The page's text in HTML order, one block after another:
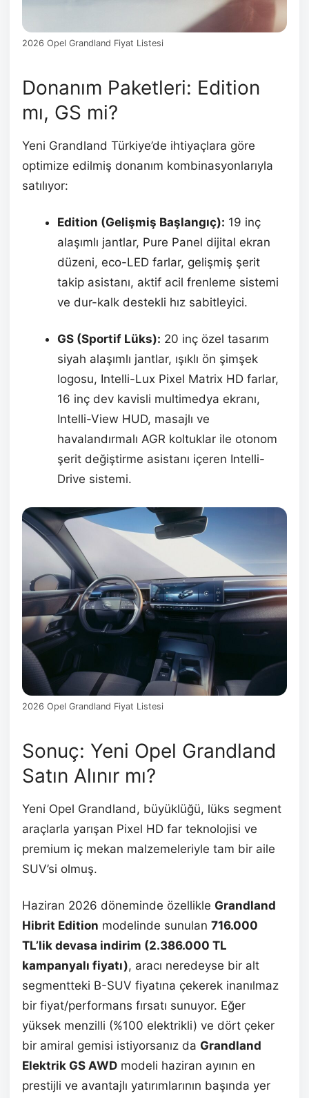
2026 Opel Grandland Fiyat Listesi
Donanım Paketleri: Edition
mı, GS mi?
Yeni Grandland Türkiye’de ihtiyaçlara göre
optimize edilmiş donanım kombinasyonlarıyla
satılıyor:
Edition (Gelişmiş Başlangıç): 19 inç
alaşımlı jantlar, Pure Panel dijital ekran
düzeni, eco-LED farlar, gelişmiş şerit
takip asistanı, aktif acil frenleme sistemi
ve dur-kalk destekli hız sabitleyici.
GS (Sportif Lüks): 20 inç özel tasarım
siyah alaşımlı jantlar, ışıklı ön şimşek
logosu, Intelli-Lux Pixel Matrix HD farlar,
16 inç dev kavisli multimedya ekranı,
Intelli-View HUD, masajlı ve
havalandırmalı AGR koltuklar ile otonom
şerit değiştirme asistanı içeren Intelli-
Drive sistemi.
2026 Opel Grandland Fiyat Listesi
Sonuç: Yeni Opel Grandland
Satın Alınır mı?
Yeni Opel Grandland, büyüklüğü, lüks segment
araçlarla yarışan Pixel HD far teknolojisi ve
premium iç mekan malzemeleriyle tam bir aile
SUV’si olmuş.
Haziran 2026 döneminde özellikle Grandland
Hibrit Edition modelinde sunulan 716.000
TL’lik devasa indirim (2.386.000 TL
kampanyalı fiyatı), aracı neredeyse bir alt
segmentteki B-SUV fiyatına çekerek inanılmaz
bir fiyat/performans fırsatı sunuyor. Eğer
yüksek menzilli (%100 elektrikli) ve dört çeker
bir amiral gemisi istiyorsanız da Grandland
Elektrik GS AWD modeli haziran ayının en
prestijli ve avantajlı yatırımlarının başında yer